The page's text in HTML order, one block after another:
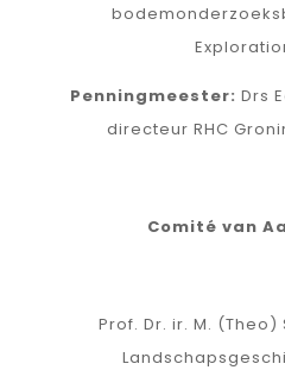
Penningmeester: Drs
directeur RHC
Comité van
Prof. Dr. ir. M.